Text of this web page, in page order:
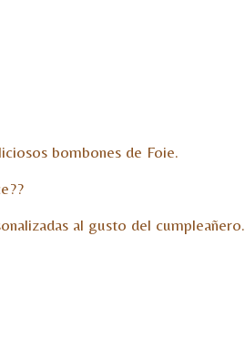
bombones de Foie.
al gusto del cumpleañero.